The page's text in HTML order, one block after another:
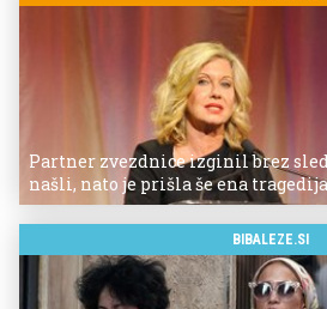
Partner zvezdnice izginil brez
našli, nato je prišla še ena tragedija
BIBALEZE.SI